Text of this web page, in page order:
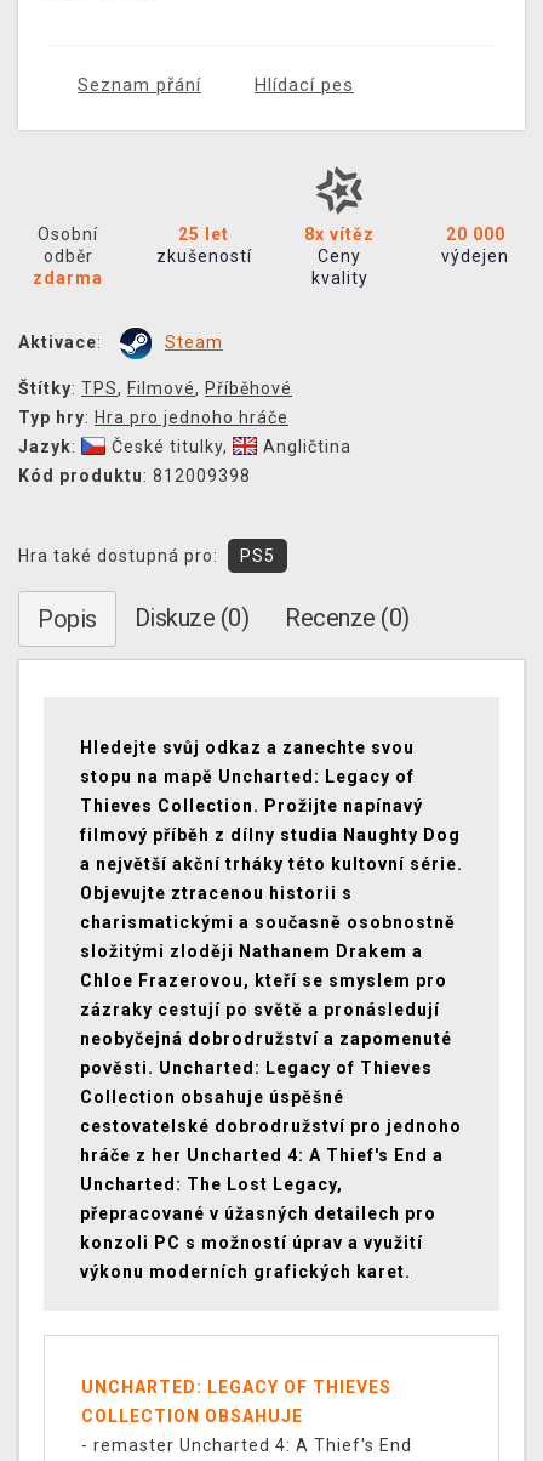
Seznam přání Hlídací pes
Osobní
odběr
zdarma
25 let
zkušeností
8x vítěz
Ceny
kvality
20 000
výdejen
Aktivace: Steam
Štítky: TPS, Filmové, Příběhové
Typ hry: Hra pro jednoho hráče
Jazyk: České titulky,
Angličtina
Kód produktu: 812009398
Hra také dostupná pro: PS5
Popis Diskuze (0) Recenze (0)
Hledejte svůj odkaz a zanechte svou
stopu na mapě Uncharted: Legacy of
Thieves Collection. Prožijte napínavý
filmový příběh z dílny studia Naughty Dog
a největší akční trháky této kultovní série.
Objevujte ztracenou historii s
charismatickými a současně osobnostně
složitými zloději Nathanem Drakem a
Chloe Frazerovou, kteří se smyslem pro
zázraky cestují po světě a pronásledují
neobyčejná dobrodružství a zapomenuté
pověsti. Uncharted: Legacy of Thieves
Collection obsahuje úspěšné
cestovatelské dobrodružství pro jednoho
hráče z her Uncharted 4: A Thief's End a
Uncharted: The Lost Legacy,
přepracované v úžasných detailech pro
konzoli PC s možností úprav a využití
výkonu moderních grafických karet.
UNCHARTED: LEGACY OF THIEVES
COLLECTION OBSAHUJE
- remaster Uncharted 4: A Thief's End